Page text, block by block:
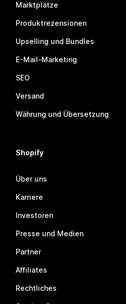
Marktplätze
Produktrezensionen
Upselling und Bundles
E-Mail-Marketing
SEO
Versand
Währung und Übersetzung
Shopify
Über uns
Karriere
Investoren
Presse und Medien
Partner
Affiliates
Rechtliches